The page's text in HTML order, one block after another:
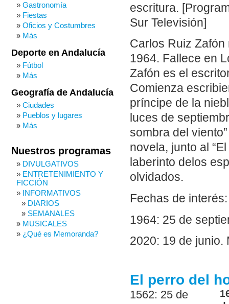
escritura.
Sur Televisión]
Carlos Ruiz
1964. Fallece en
Zafón es el
Comienza
príncipe de la
luces de
sombra del
novela, junto al
laberinto delos
olvidados.
Fechas de interés:
1964: 25 de
2020: 19 de junio.
El perro del
1562: 25 de
Gastronomía
Fiestas
Oficios y Costumbres
Más
Deporte en Andalucía
Fútbol
Más
Geografía de Andalucía
Ciudades
Pueblos y lugares
Más
Nuestros programas
DIVULGATIVOS
ENTRETENIMIENTO Y
FICCIÓN
INFORMATIVOS
DIARIOS
SEMANALES
MUSICALES
¿Qué es Memoranda?